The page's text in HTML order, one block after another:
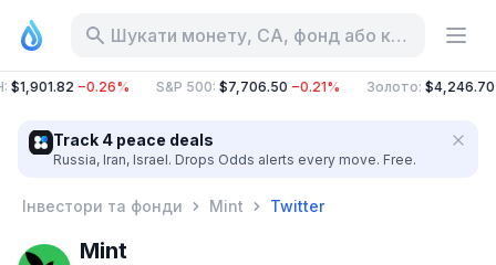
Шукати монету, CA, фонд або категорію
: $1,901.82 −0.26% S&P 500: $7,706.50 −0.21% Золото: $4,246.70
Track 4 peace deals
Russia, Iran, Israel. Drops Odds alerts every move. Free.
Інвестори та фонди Mint Twitter
Mint